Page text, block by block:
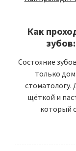
Как
Состояние
только
стоматологу.
щёткой и
который